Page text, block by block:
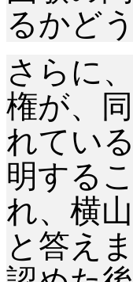
るかど
さらに
権が、
れてい
明する
れ、横
と答え